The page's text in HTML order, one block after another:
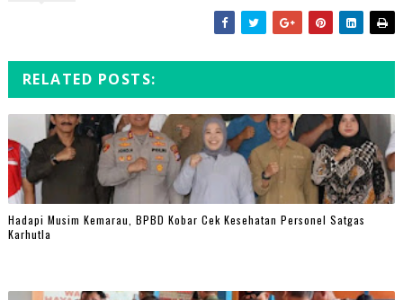
RELATED POSTS:
Hadapi Musim Kemarau, BPBD Kobar Cek Kesehatan Personel Satgas
Karhutla